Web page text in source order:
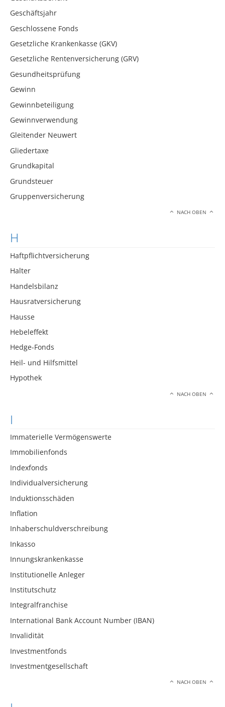
Geschäftsjahr
Geschlossene Fonds
Gesetzliche Krankenkasse (GKV)
Gesetzliche Rentenversicherung (GRV)
Gesundheitsprüfung
Gewinn
Gewinnbeteiligung
Gewinnverwendung
Gleitender Neuwert
Gliedertaxe
Grundkapital
Grundsteuer
Gruppenversicherung
NACH OBEN
H
Haftpflichtversicherung
Halter
Handelsbilanz
Hausratversicherung
Hausse
Hebeleffekt
Hedge-Fonds
Heil- und Hilfsmittel
Hypothek
NACH OBEN
I
Immaterielle Vermögenswerte
Immobilienfonds
Indexfonds
Individualversicherung
Induktionsschäden
Inflation
Inhaberschuldverschreibung
Inkasso
Innungskrankenkasse
Institutionelle Anleger
Institutschutz
Integralfranchise
International Bank Account Number (IBAN)
Invalidität
Investmentfonds
Investmentgesellschaft
NACH OBEN